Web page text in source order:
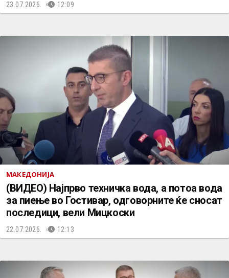
23.07.2026. 12:09
МАКЕДОНИЈА
(ВИДЕО) Најпрво техничка вода, a потоа вода
за пиење во Гостивар, одговорните ќе сносат
последици, вели Мицкоски
22.07.2026. 12:13